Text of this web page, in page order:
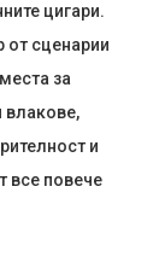
цигари.
от сценарии
за
влакове,
и
все повече